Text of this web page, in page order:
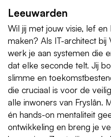
Leeuwarden
Wil jij met jouw visie, lef
maken? Als IT-architect bij
werk je aan systemen die
dat elke seconde telt. Jij
slimme en
die cruciaal is voor de
alle inwoners van Fryslân.
én hands-on mentaliteit
ontwikkeling en breng je